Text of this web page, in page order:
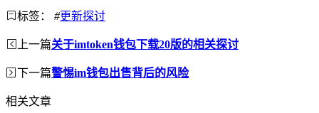
标签： #更新探讨
上一篇关于imtoken钱包下载20版的相关探讨
下一篇警惕im钱包出售背后的风险
相关文章